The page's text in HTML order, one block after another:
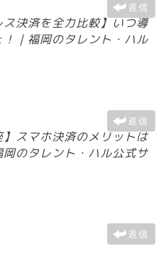
返信
ス決済を全力比較】いつ導
｜福岡のタレント・ハル
返信
】スマホ決済のメリットは
のタレント・ハル公式サ
返信